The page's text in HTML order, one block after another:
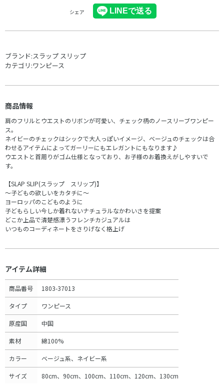
シェア
ブランド:スラップ スリップ
カテゴリ:ワンピース
商品情報
肩のフリルとウエストのリボンが可愛い、チェック柄のノースリーブワンピー
ス。
ネイビーのチェックはシックで大人っぽいイメージ、ベージュのチェックは合
わせるアイテムによってガーリーにもエレガントにもなります♪
ウエストと首周りがゴム仕様となっており、お子様のお着換えがしやすいで
す。
【SLAP SLIP(スラップ スリップ)】
～子どもの欲しいをカタチに～
ヨーロッパのこどものように
子どもらしい今しか着れないナチュラルなかわいさを提案
どこか上品で清楚感漂うフレンチカジュアルは
いつものコーディネートをさりげなく格上げ
アイテム詳細
商品番号 1803-37013
タイプ ワンピース
原産国 中国
素材 綿100%
カラー ベージュ系、ネイビー系
サイズ 80cm、90cm、100cm、110cm、120cm、130cm